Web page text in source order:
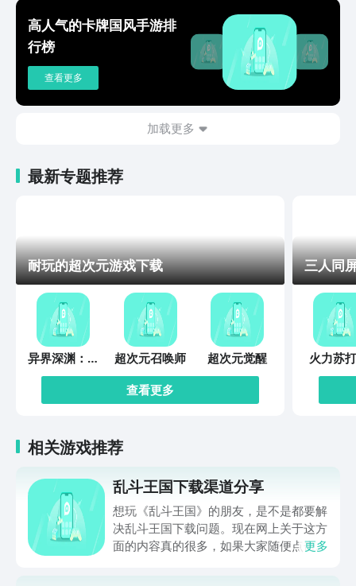
高人气的卡牌国风手游排
行榜
查看更多
加载更多
最新专题推荐
耐玩的超次元游戏下载
异界深渊：觉
醒
超次元召唤师
超次元觉醒
查看更多
三人同
火力苏
相关游戏推荐
乱斗王国下载渠道分享
想玩《乱斗王国》的朋友，是不是都要解
决乱斗王国下载问题。现在网上关于这方
面的内容真的很多，如果大家随便点击陌
更多